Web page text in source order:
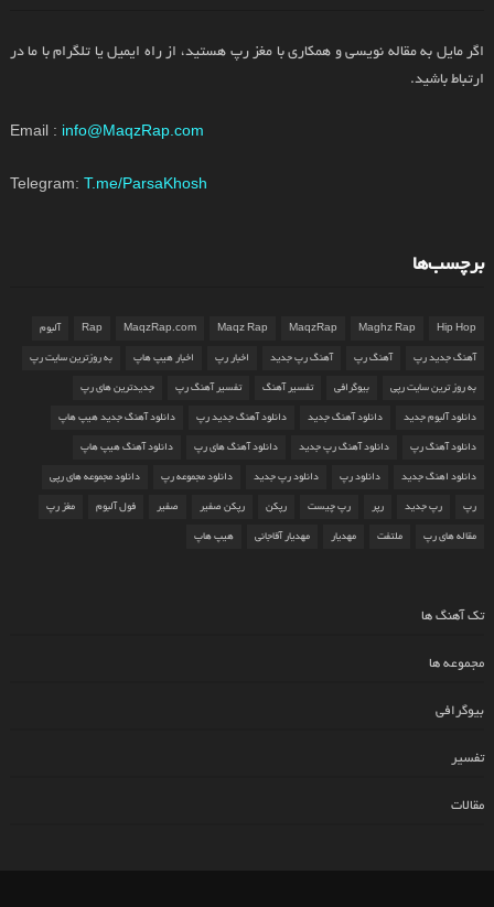
اگر مایل به مقاله نویسی و همکاری با مغز رپ هستید، از راه ایمیل یا تلگرام با ما در
ارتباط باشید.
Email : info@MaqzRap.com
Telegram: T.me/ParsaKhosh
برچسب‌ها
Hip Hop
Maghz Rap
MaqzRap
Maqz Rap
MaqzRap.com
Rap آلبوم
آهنگ جدید رپ آهنگ رپ آهنگ رپ جدید اخبار رپ اخبار هیپ هاپ به روزترین سایت رپ
به روز ترین سایت رپی بیوگرافی تفسیر آهنگ تفسیر آهنگ رپ جدیدترین های رپ
دانلود آلبوم جدید دانلود آهنگ جدید دانلود آهنگ جدید رپ دانلود آهنگ جدید هیپ هاپ
دانلود آهنگ رپ دانلود آهنگ رپ جدید دانلود آهنگ های رپ دانلود آهنگ هیپ هاپ
دانلود اهنگ جدید دانلود رپ دانلود رپ جدید دانلود مجموعه رپ دانلود مجموعه های رپی
رپ رپ جدید رپر رپ چیست رپکن رپکن صفیر صفیر فول آلبوم مغز رپ
مقاله های رپ ملتفت مهدیار مهدیار آقاجانی هیپ هاپ
تک آهنگ ها
مجموعه ها
بیوگرافی
تفسیر
مقالات